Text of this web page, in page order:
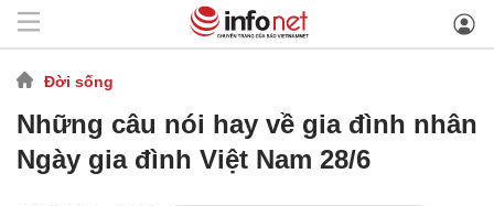
Đời sống
Những câu nói hay về gia đình nhân
Ngày gia đình Việt Nam 28/6